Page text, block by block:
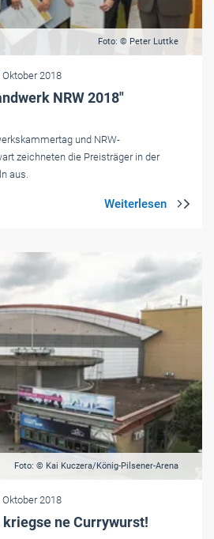
Foto: © Peter Luttke
Oktober 2018
NRW 2018"
und NRW-
zeichneten die Preisträger in der
aus.
Foto: © Kai Kuczera/König-Pilsener-Arena
Oktober 2018
kriegse ne Currywurst!